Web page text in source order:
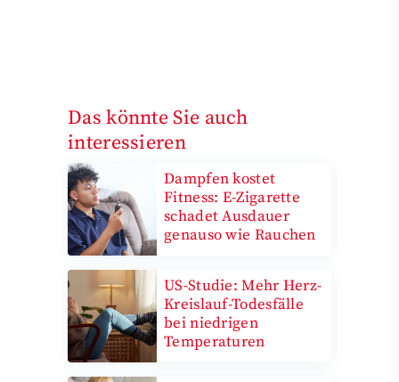
Das könnte Sie auch
interessieren
Dampfen kostet
Fitness: E-Zigarette
schadet Ausdauer
genauso wie Rauchen
US-Studie: Mehr Herz-
Kreislauf-Todesfälle
bei niedrigen
Temperaturen